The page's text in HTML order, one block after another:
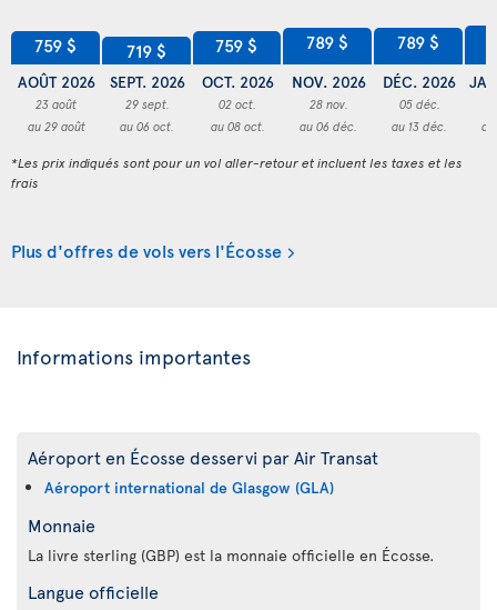
759 $
AOÛT 2026
23 août
au 29 août
719 $
SEPT. 2026
29 sept.
au 06 oct.
759 $
OCT. 2026
02 oct.
au 08 oct.
789 $
NOV. 2026
28 nov.
au 06 déc.
789 $
DÉC. 2026
05 déc.
au 13 déc.
*Les prix indiqués sont pour un vol aller-retour et incluent les taxes et les
frais
Plus d'offres de vols vers l'Écosse
Informations importantes
Aéroport en Écosse desservi par Air Transat
Aéroport international de Glasgow (GLA)
Monnaie
La livre sterling (GBP) est la monnaie officielle en Écosse.
Langue officielle